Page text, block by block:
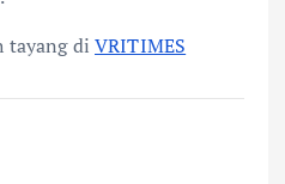
tayang diVRITIMES